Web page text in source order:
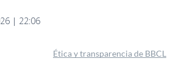
| 22:06
Ética y transparencia de BBCL